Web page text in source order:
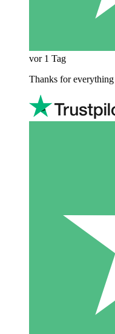
vor 1 Tag
Thanks for everything